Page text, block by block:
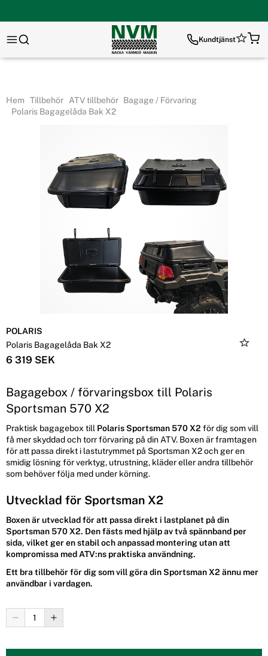
Kundtjänst
Hem Tillbehör ATV tillbehör Bagage / Förvaring
Polaris Bagagelåda Bak X2
POLARIS
Polaris Bagagelåda Bak X2
6 319 SEK
Bagagebox / förvaringsbox till Polaris
Sportsman 570 X2
Praktisk bagagebox till Polaris Sportsman 570 X2 för dig som vill
få mer skyddad och torr förvaring på din ATV. Boxen är framtagen
för att passa direkt i lastutrymmet på Sportsman X2 och ger en
smidig lösning för verktyg, utrustning, kläder eller andra tillbehör
som behöver följa med under körning.
Utvecklad för Sportsman X2
Boxen är utvecklad för att passa direkt i lastplanet på din
Sportsman 570 X2. Den fästs med hjälp av två spännband per
sida, vilket ger en stabil och anpassad montering utan att
kompromissa med ATV:ns praktiska användning.
Ett bra tillbehör för dig som vill göra din Sportsman X2 ännu mer
användbar i vardagen.